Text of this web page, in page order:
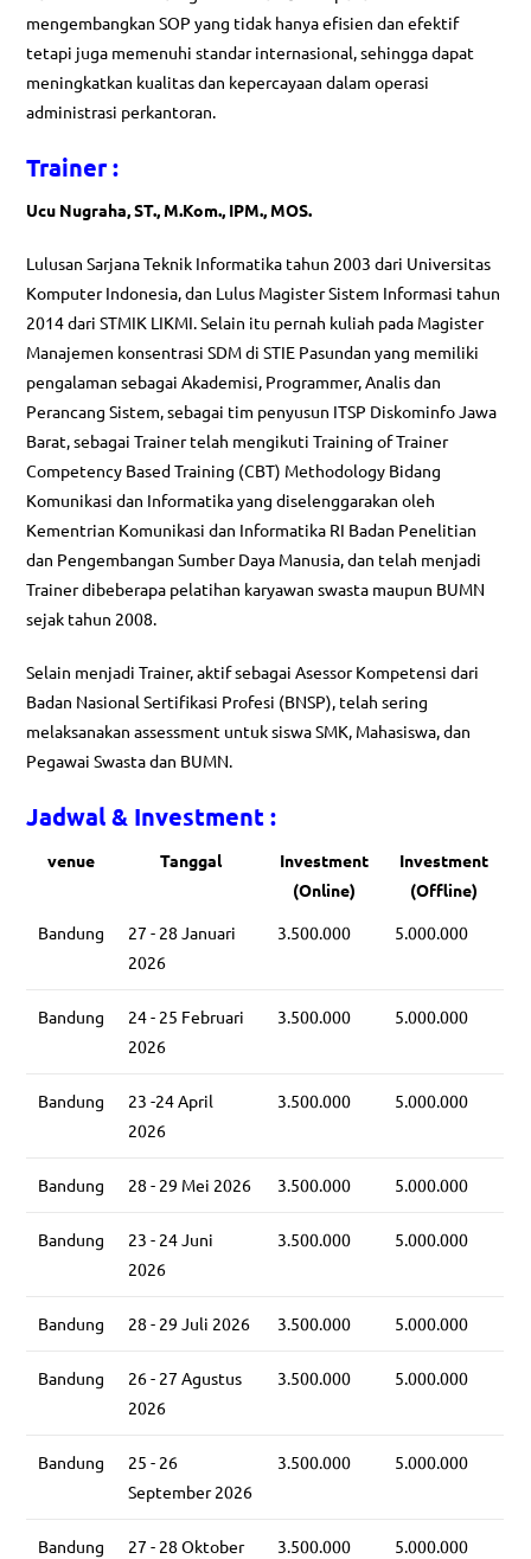
mengembangkan SOP yang tidak hanya efisien dan efektif
tetapi juga memenuhi standar internasional, sehingga dapat
meningkatkan kualitas dan kepercayaan dalam operasi
administrasi perkantoran.
Trainer:
Ucu Nugraha, ST., M.Kom., IPM., MOS.
Lulusan Sarjana Teknik Informatika tahun 2003 dari Universitas
Komputer Indonesia, dan Lulus Magister Sistem Informasi tahun
2014 dari STMIK LIKMI. Selain itu pernah kuliah pada Magister
Manajemen konsentrasi SDM di STIE Pasundan yang memiliki
pengalaman sebagai Akademisi, Programmer, Analis dan
Perancang Sistem, sebagai tim penyusun ITSP Diskominfo Jawa
Barat, sebagai Trainer telah mengikuti Training of Trainer
Competency Based Training (CBT) Methodology Bidang
Komunikasi dan Informatika yang diselenggarakan oleh
Kementrian Komunikasi dan Informatika RI Badan Penelitian
dan Pengembangan Sumber Daya Manusia, dan telah menjadi
Trainer dibeberapa pelatihan karyawan swasta maupun BUMN
sejak tahun 2008.
Selain menjadi Trainer, aktif sebagai Asessor Kompetensi dari
Badan Nasional Sertifikasi Profesi (BNSP), telah sering
melaksanakan assessment untuk siswa SMK, Mahasiswa, dan
Pegawai Swasta dan BUMN.
Jadwal & Investment :
venue Tanggal
Investment
(Online)
Investment
(Offline)
Bandung
27 - 28 Januari
2026
3.500.000 5.000.000
Bandung
24 - 25 Februari
2026
3.500.000 5.000.000
Bandung
23 -24 April
2026
3.500.000 5.000.000
Bandung 28 - 29 Mei 2026 3.500.000 5.000.000
Bandung
23 - 24 Juni
2026
3.500.000 5.000.000
Bandung 28 - 29 Juli 2026 3.500.000 5.000.000
Bandung
26 - 27 Agustus
2026
3.500.000 5.000.000
Bandung
25 - 26
September 2026
3.500.000 5.000.000
Bandung
27 - 28 Oktober
3.500.000 5.000.000